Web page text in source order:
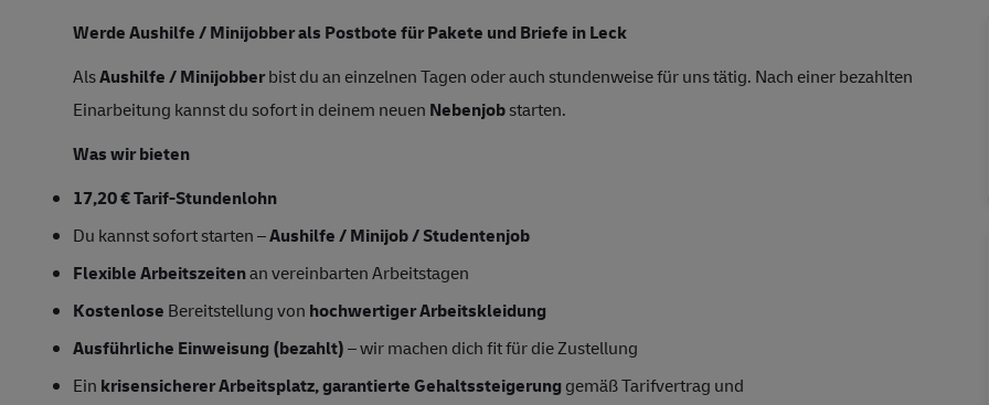
Werde Aushilfe / Minijobber als Postbote für Pakete und Briefe in Leck
AlsAushilfe / Minijobberbist du an einzelnen Tagen oder auch stundenweise für uns tätig. Nach einer bezahlten
Einarbeitung kannst du sofort in deinem neuen Nebenjobstarten.
Was wir bieten
17,20 € Tarif-Stundenlohn
Du kannst sofort starten –Aushilfe / Minijob / Studentenjob
Flexible Arbeitszeitenan vereinbarten Arbeitstagen
Kostenlose Bereitstellung von hochwertiger Arbeitskleidung
Ausführliche Einweisung (bezahlt)– wir machen dich fit für die Zustellung
Ein krisensicherer Arbeitsplatz, garantierte Gehaltssteigerung gemäß Tarifvertrag und